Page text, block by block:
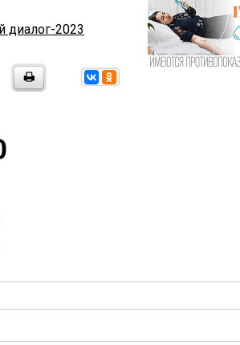
диалог-2023